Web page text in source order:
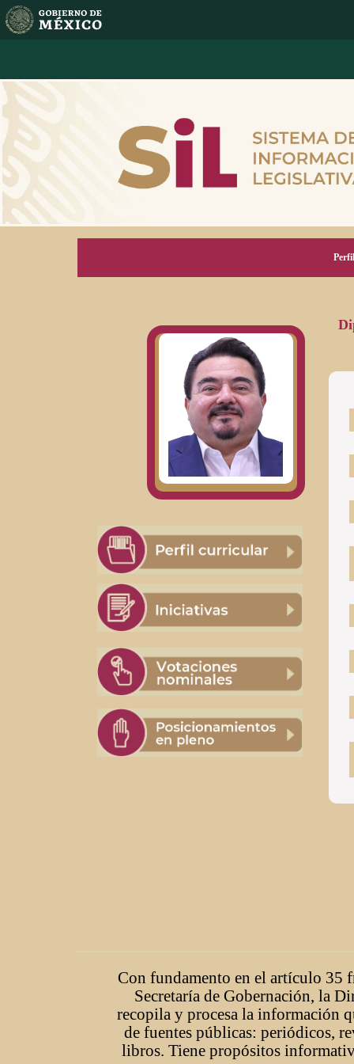
Con fundamento en el artículo 35
Secretaría de Gobernación, la
recopila y procesa la información
de fuentes públicas: periódicos,
libros. Tiene propósitos